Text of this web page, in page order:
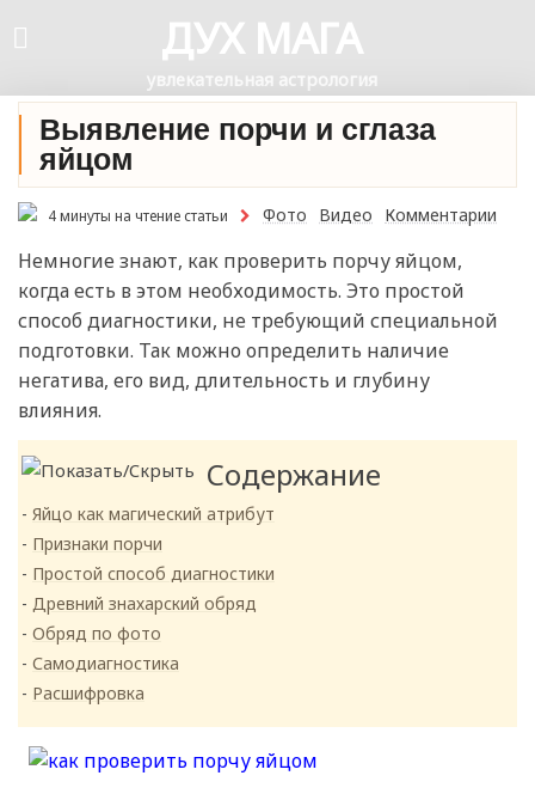
ДУХ МАГА
увлекательная астрология
Выявление порчи и сглаза
яйцом
4 минуты на чтение статьи Фото Видео Комментарии
Немногие знают, как проверить порчу яйцом,
когда есть в этом необходимость. Это простой
способ диагностики, не требующий специальной
подготовки. Так можно определить наличие
негатива, его вид, длительность и глубину
влияния.
Содержание
Яйцо как магический атрибут
Признаки порчи
Простой способ диагностики
Древний знахарский обряд
Обряд по фото
Самодиагностика
Расшифровка